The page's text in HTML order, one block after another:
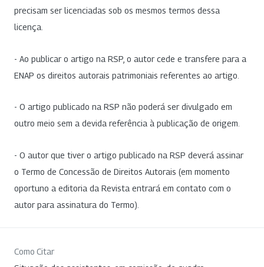
precisam ser licenciadas sob os mesmos termos dessa
licença.
- Ao publicar o artigo na RSP, o autor cede e transfere para a
ENAP os direitos autorais patrimoniais referentes ao artigo.
- O artigo publicado na RSP não poderá ser divulgado em
outro meio sem a devida referência à publicação de origem.
- O autor que tiver o artigo publicado na RSP deverá assinar
o Termo de Concessão de Direitos Autorais (em momento
oportuno a editoria da Revista entrará em contato com o
autor para assinatura do Termo).
Como Citar